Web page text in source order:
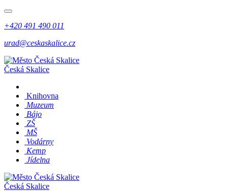
+420 491 490 011
urad@ceskaskalice.cz
Česká Skalice
Knihovna
Muzeum
Bájo
ZŠ
MŠ
Vodárny
Kemp
Jídelna
Česká Skalice